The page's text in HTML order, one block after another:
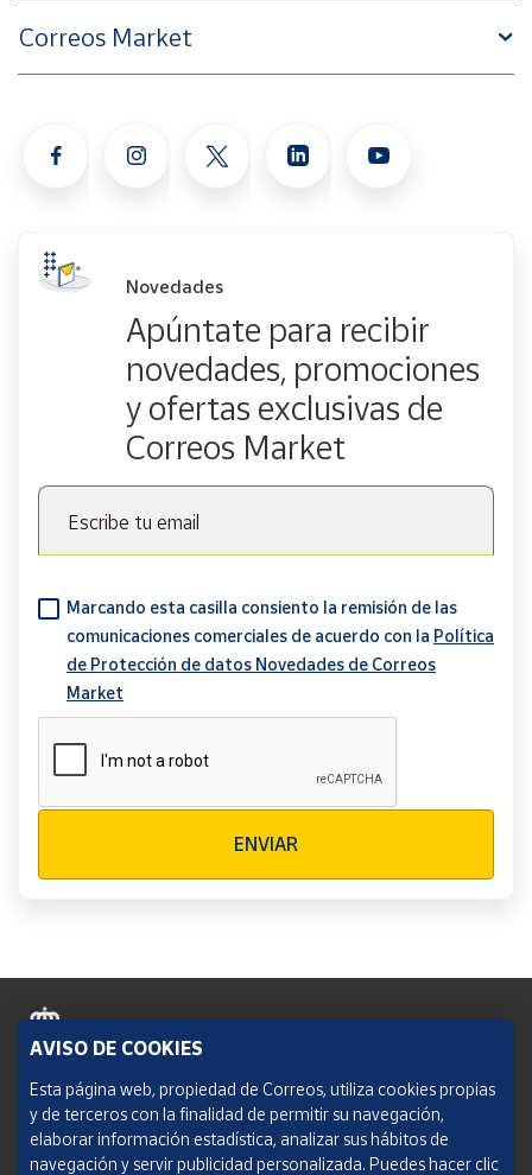
Correos Market
Novedades
Apúntate para recibir
novedades, promociones
y ofertas exclusivas de
Correos Market
Escribe tu email
Marcando esta casilla consiento la remisión de las
comunicaciones comerciales de acuerdo con la Política
de Protección de datos Novedades de Correos
Market
ENVIAR
Política de cookies
Aviso legal
AVISO DE COOKIES
Esta página web, propiedad de Correos, utiliza cookies propias
y de terceros con la finalidad de permitir su navegación,
elaborar información estadística, analizar sus hábitos de
navegación y servir publicidad personalizada. Puedes hacer clic